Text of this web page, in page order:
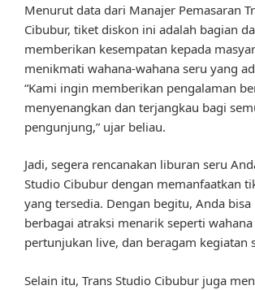
Menurut data dari Manajer Pemasaran
Cibubur, tiket diskon ini adalah bagian
memberikan kesempatan kepada
menikmati wahana-wahana seru yang
“Kami ingin memberikan pengalaman
menyenangkan dan terjangkau bagi
pengunjung,” ujar beliau.
Jadi, segera rencanakan liburan seru
Studio Cibubur dengan memanfaatkan
yang tersedia. Dengan begitu, Anda
berbagai atraksi menarik seperti
pertunjukan live, dan beragam kegiatan
Selain itu, Trans Studio Cibubur juga